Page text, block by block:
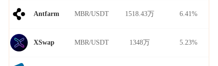
Antfarm MBR/USDT 1518.43万 6.41%
XSwap MBR/USDT 1348万 5.23%